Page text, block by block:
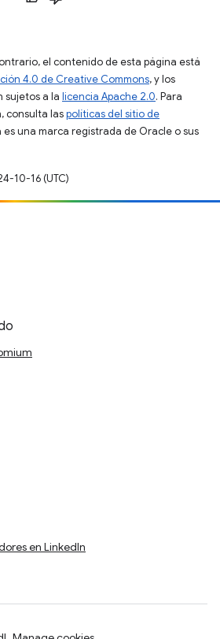
el contenido de esta página está
4.0 de Creative Commons, y los
sujetos a la licencia Apache 2.0. Para
consulta laspolíticas del sitio de
es una marca registrada de Oracle o sus
10-16 (UTC)
en LinkedIn